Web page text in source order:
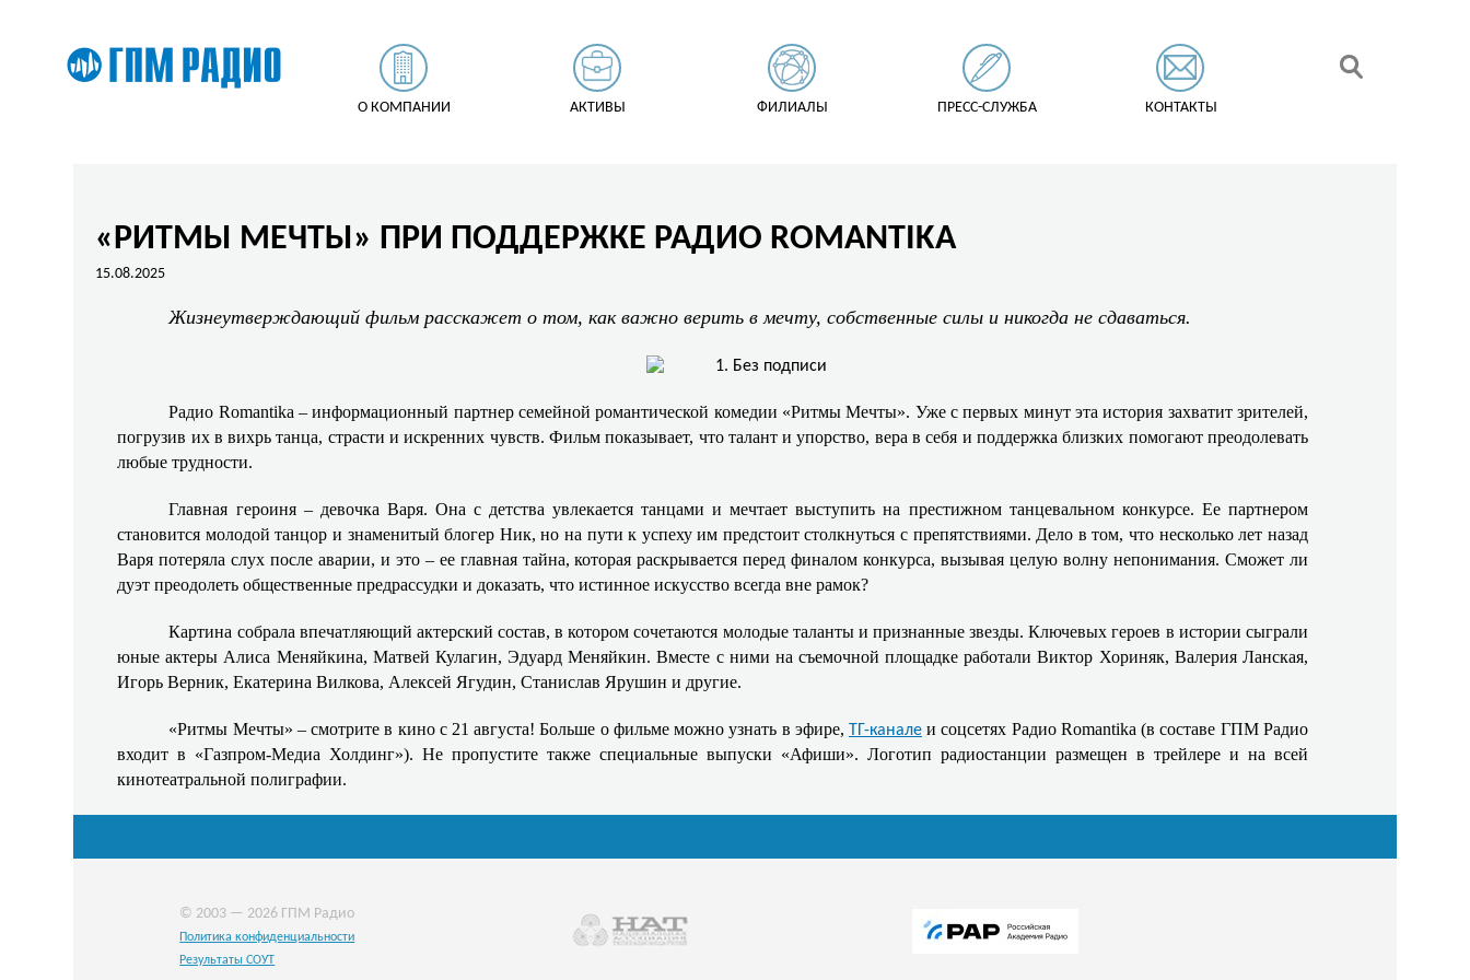
О КОМПАНИИ АКТИВЫ ФИЛИАЛЫ ПРЕСС-СЛУЖБА КОНТАКТЫ
«РИТМЫ МЕЧТЫ» ПРИ ПОДДЕРЖКЕ РАДИО ROMANTIKA
15.08.2025
Жизнеутверждающий фильм расскажет о том, как важно верить в мечту, собственные силы и никогда не сдаваться.
Радио Romantika – информационный партнер семейной романтической комедии «Ритмы Мечты». Уже с первых минут эта история захватит зрителей,
погрузив их в вихрь танца, страсти и искренних чувств. Фильм показывает, что талант и упорство, вера в себя и поддержка близких помогают преодолевать
любые трудности.
Главная героиня – девочка Варя. Она с детства увлекается танцами и мечтает выступить на престижном танцевальном конкурсе. Ее партнером
становится молодой танцор и знаменитый блогер Ник, но на пути к успеху им предстоит столкнуться с препятствиями. Дело в том, что несколько лет назад
Варя потеряла слух после аварии, и это – ее главная тайна, которая раскрывается перед финалом конкурса, вызывая целую волну непонимания. Сможет ли
дуэт преодолеть общественные предрассудки и доказать, что истинное искусство всегда вне рамок?
Картина собрала впечатляющий актерский состав, в котором сочетаются молодые таланты и признанные звезды. Ключевых героев в истории сыграли
юные актеры Алиса Меняйкина, Матвей Кулагин, Эдуард Меняйкин. Вместе с ними на съемочной площадке работали Виктор Хориняк, Валерия Ланская,
Игорь Верник, Екатерина Вилкова, Алексей Ягудин, Станислав Ярушин и другие.
«Ритмы Мечты» – смотрите в кино с 21 августа! Больше о фильме можно узнать в эфире,ТГ-канале и соцсетях Радио Romantika (в составе ГПМ Радио
входит в «Газпром-Медиа Холдинг»). Не пропустите также специальные выпуски «Афиши». Логотип радиостанции размещен в трейлере и на всей
кинотеатральной полиграфии.
© 2003 — 2026 ГПМ Радио
Политика конфиденциальности
Результаты СОУТ